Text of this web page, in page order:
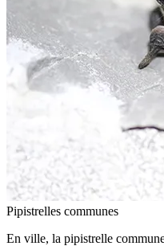
Pipistrelles communes
En ville, la pipistrelle